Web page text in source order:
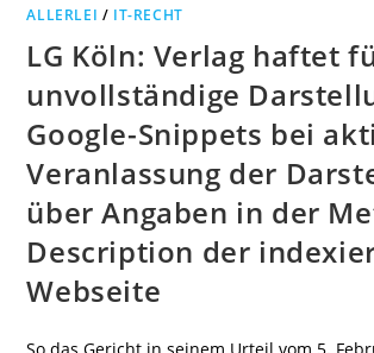
ALLERLEI / IT-RECHT
LG Köln: Verlag haftet
unvollständige
Google-Snippets bei
Veranlassung der
über Angaben in der
Description der
Webseite
So das Gericht in seinem Urteil vom 5.